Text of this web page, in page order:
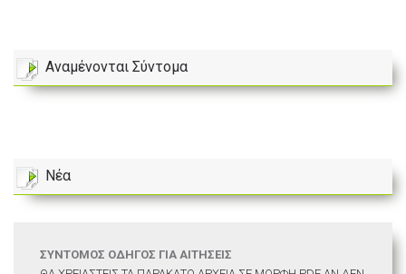
Αναμένονται Σύντομα
Νέα
ΣΥΝΤΟΜΟΣ ΟΔΗΓΟΣ ΓΙΑ ΑΙΤΗΣΕΙΣ